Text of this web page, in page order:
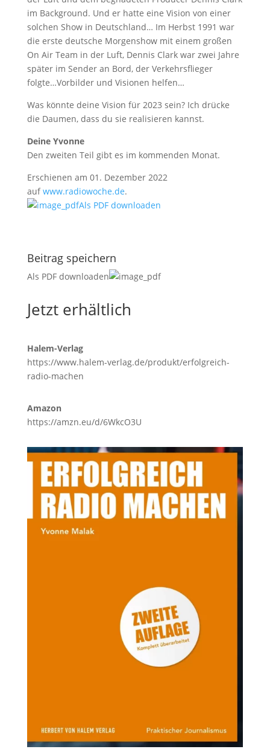
im Background. Und er hatte eine Vision von einer
solchen Show in Deutschland… Im Herbst 1991 war
die erste deutsche Morgenshow mit einem großen
On Air Team in der Luft, Dennis Clark war zwei Jahre
später im Sender an Bord, der Verkehrsflieger
folgte…Vorbilder und Visionen helfen…
Was könnte deine Vision für 2023 sein? Ich drücke
die Daumen, dass du sie realisieren kannst.
Deine Yvonne
Den zweiten Teil gibt es im kommenden Monat.
Erschienen am 01. Dezember 2022
aufwww.radiowoche.de.
Als PDF downloaden
Beitrag speichern
Als PDF downloaden
Jetzt erhältlich
Halem-Verlag
https://www.halem-verlag.de/produkt/erfolgreich-
radio-machen
Amazon
https://amzn.eu/d/6WkcO3U